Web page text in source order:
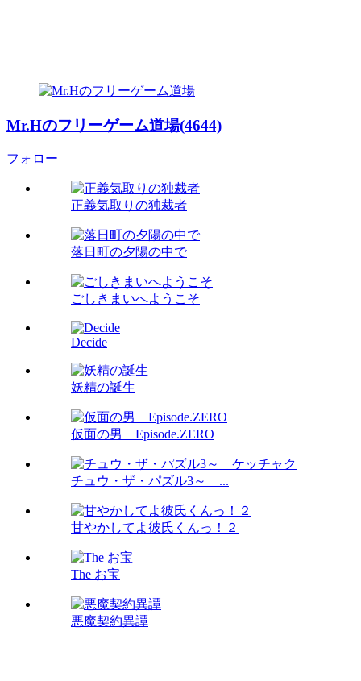
Mr.Hのフリーゲーム道場(4644)
フォロー
正義気取りの独裁者
落日町の夕陽の中で
ごしきまいへようこそ
Decide
妖精の誕生
仮面の男 Episode.ZERO
チュウ・ザ・パズル3～ ...
甘やかしてよ彼氏くんっ！２
The お宝
悪魔契約異譚